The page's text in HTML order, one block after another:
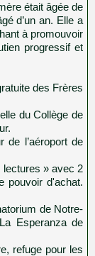
était âgée de
d’un an. Elle a
à promouvoir
progressif et
des Frères
du Collège de
de l’aéroport de
lectures » avec 2
pouvoir d'achat.
de Notre-
Esperanza de
refuge pour les